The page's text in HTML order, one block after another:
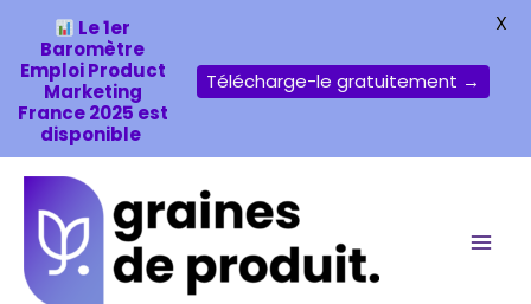
Aller
contenu
Le 1er
Baromètre
Emploi Product
Marketing
France 2025 est
disponible
Télécharge-le gratuitement →
X